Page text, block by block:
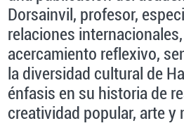
Dorsainvil, profesor,
relaciones
acercamiento reflexivo,
la diversidad cultural de
énfasis en su historia de
creatividad popular, arte y